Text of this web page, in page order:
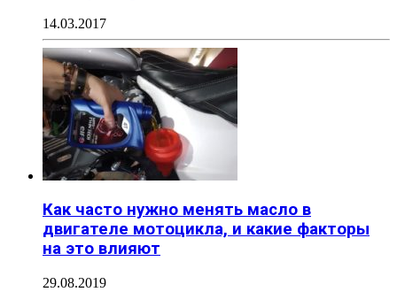
14.03.2017
Как часто нужно менять масло в
двигателе мотоцикла, и какие факторы
на это влияют
29.08.2019